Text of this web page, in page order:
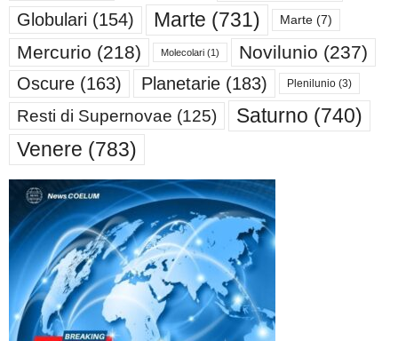
Globulari (154) Marte (731) Marte (7)
Mercurio (218) Molecolari (1) Novilunio (237)
Oscure (163) Planetarie (183) Plenilunio (3)
Resti di Supernovae (125) Saturno (740)
Venere (783)